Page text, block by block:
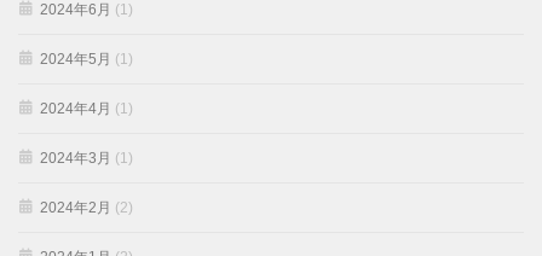
2024年6月 (1)
2024年5月 (1)
2024年4月 (1)
2024年3月 (1)
2024年2月 (2)